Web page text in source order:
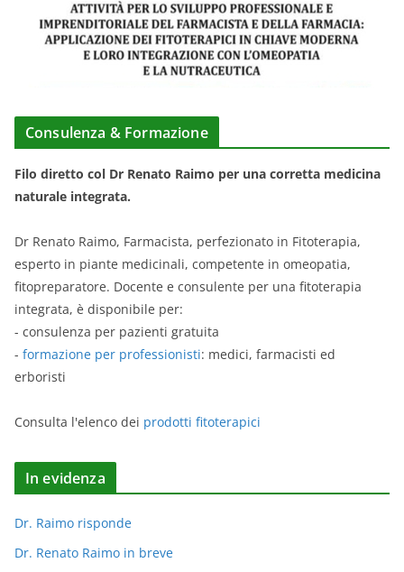
Consulenza & Formazione
Filo diretto col Dr Renato Raimo per una corretta medicina
naturale integrata.
Dr Renato Raimo, Farmacista, perfezionato in Fitoterapia,
esperto in piante medicinali, competente in omeopatia,
fitopreparatore. Docente e consulente per una fitoterapia
integrata, è disponibile per:
- consulenza per pazienti gratuita
- formazione per professionisti: medici, farmacisti ed
erboristi
Consulta l'elenco dei prodotti fitoterapici
In evidenza
Dr. Raimo risponde
Dr. Renato Raimo in breve